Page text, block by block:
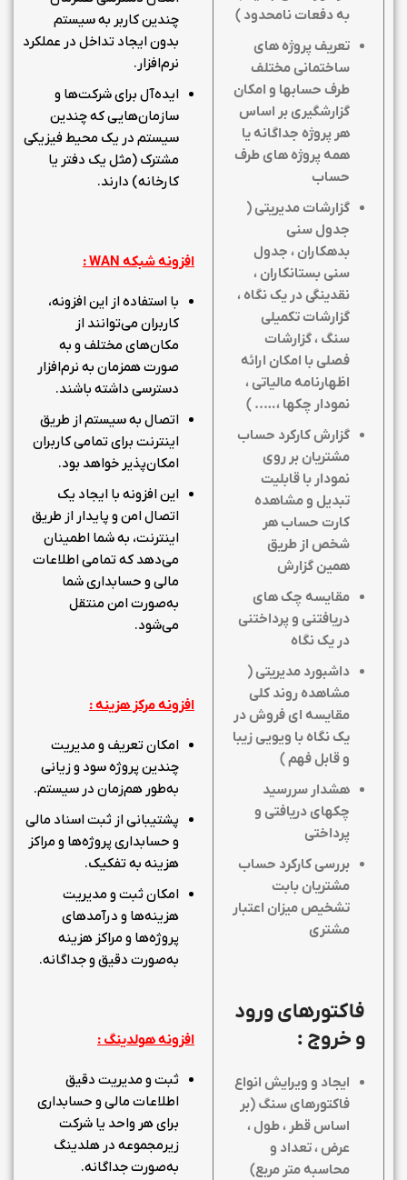
به دفعات نامحدود )
تعریف پروژه های
ساختمانی مختلف
طرف حسابها و امکان
گزارشگیری بر اساس
هر پروژه جداگانه یا
همه پروژه های طرف
حساب
گزارشات مدیریتی (
جدول سنی
بدهکاران ، جدول
سنی بستانکاران ،
نقدینگی در یک نگاه ،
گزارشات تکمیلی
سنگ ، گزارشات
فصلی با امکان ارائه
اظهارنامه مالیاتی ،
نمودار چکها ،….. )
گزارش کارکرد حساب
مشتریان بر روی
نمودار با قابلیت
تبدیل و مشاهده
کارت حساب هر
شخص از طریق
همین گزارش
مقایسه چک های
دریافتنی و پرداختنی
در یک نگاه
داشبورد مدیریتی (
مشاهده روند کلی
مقایسه ای فروش در
یک نگاه با ویویی زیبا
و قابل فهم )
هشدار سررسید
چکهای دریافتی و
پرداختی
بررسی کارکرد حساب
مشتریان بابت
تشخیص میزان اعتبار
مشتری
فاکتورهای ورود
و خروج :
ایجاد و ویرایش انواع
فاکتورهای سنگ (بر
اساس قطر ، طول ،
عرض ، تعداد و
محاسبه متر مربع)
چندین کاربر به سیستم
بدون ایجاد تداخل در عملکرد
نرم‌افزار.
ایده‌آل برای شرکت‌ها و
سازمان‌هایی که چندین
سیستم در یک محیط فیزیکی
مشترک (مثل یک دفتر یا
کارخانه) دارند.
افزونه شبکهWAN
:
با استفاده از این افزونه،
کاربران می‌توانند از
مکان‌های مختلف و به
صورت همزمان به نرم‌افزار
دسترسی داشته باشند.
اتصال به سیستم از طریق
اینترنت برای تمامی کاربران
امکان‌پذیر خواهد بود.
این افزونه با ایجاد یک
اتصال امن و پایدار از طریق
اینترنت، به شما اطمینان
می‌دهد که تمامی اطلاعات
مالی و حسابداری شما
به‌صورت امن منتقل
می‌شود.
افزونه مرکز هزینه :
امکان تعریف و مدیریت
چندین پروژه سود و زیانی
به‌طور هم‌زمان در سیستم.
پشتیبانی از ثبت اسناد مالی
و حسابداری پروژه‌ها و مراکز
هزینه به تفکیک.
امکان ثبت و مدیریت
هزینه‌ها و درآمدهای
پروژه‌ها و مراکز هزینه
به‌صورت دقیق و جداگانه.
افزونه هولدینگ :
ثبت و مدیریت دقیق
اطلاعات مالی و حسابداری
برای هر واحد یا شرکت
زیرمجموعه در هلدینگ
به‌صورت جداگانه.